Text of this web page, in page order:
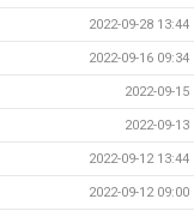
2022-09-28 13:44
2022-09-16 09:34
2022-09-15
2022-09-13
2022-09-12 13:44
2022-09-12 09:00